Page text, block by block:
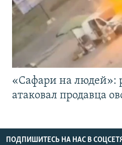
«Cафари на людей»:
атаковал продавца
ПОДПИШИТЕСЬ НА НАС В